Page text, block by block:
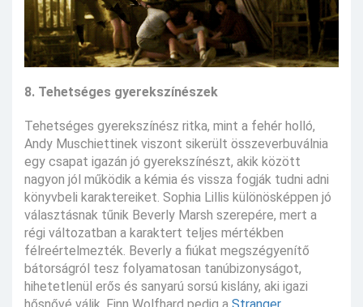
8. Tehetséges gyerekszínészek
Tehetséges gyerekszínész ritka, mint a fehér holló,
Andy Muschiettinek viszont sikerült összeverbuválnia
egy csapat igazán jó gyerekszínészt, akik között
nagyon jól működik a kémia és vissza fogják tudni adni
könyvbeli karaktereiket. Sophia Lillis különösképpen jó
választásnak tűnik Beverly Marsh szerepére, mert a
régi változatban a karaktert teljes mértékben
félreértelmezték. Beverly a fiúkat megszégyenítő
bátorságról tesz folyamatosan tanúbizonyságot,
hihetetlenül erős és sanyarú sorsú kislány, aki igazi